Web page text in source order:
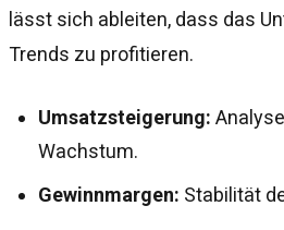
lässt sich ableiten, dass das
Trends zu profitieren.
Umsatzsteigerung:
Wachstum.
Gewinnmargen: Stabilität